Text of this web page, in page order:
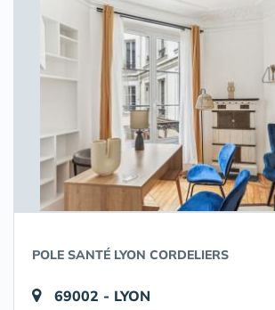
POLE SANTÉ LYON CORDELIERS
69002 - LYON